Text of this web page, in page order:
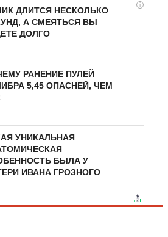
i
ДЛИТСЯ НЕСКОЛЬКО
А СМЕЯТЬСЯ ВЫ
ДОЛГО
РАНЕНИЕ ПУЛЕЙ
5,45 ОПАСНЕЙ, ЧЕМ
УНИКАЛЬНАЯ
БЫЛА У
ИВАНА ГРОЗНОГО